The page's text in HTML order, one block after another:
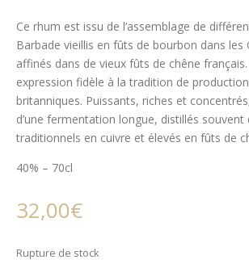
Ce rhum est issu de l’assemblage de
Barbade vieillis en fûts de bourbon dans les
affinés dans de vieux fûts de chêne
expression fidèle à la tradition de
britanniques. Puissants, riches et
d’une fermentation longue, distillés souvent
traditionnels en cuivre et élevés en fûts de
40% – 70cl
32,00€
Rupture de stock